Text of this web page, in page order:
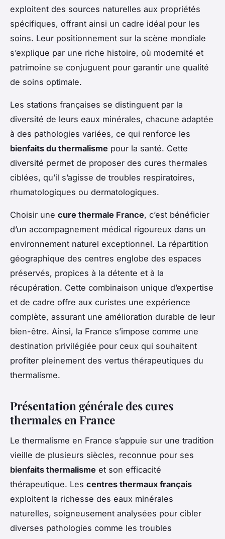
exploitent des sources naturelles aux propriétés
spécifiques, offrant ainsi un cadre idéal pour les
soins. Leur positionnement sur la scène mondiale
s’explique par une riche histoire, où modernité et
patrimoine se conjuguent pour garantir une qualité
de soins optimale.
Les stations françaises se distinguent par la
diversité de leurs eaux minérales, chacune adaptée
à des pathologies variées, ce qui renforce les
bienfaits du thermalisme pour la santé. Cette
diversité permet de proposer des cures thermales
ciblées, qu’il s’agisse de troubles respiratoires,
rhumatologiques ou dermatologiques.
Choisir une cure thermale France, c’est bénéficier
d’un accompagnement médical rigoureux dans un
environnement naturel exceptionnel. La répartition
géographique des centres englobe des espaces
préservés, propices à la détente et à la
récupération. Cette combinaison unique d’expertise
et de cadre offre aux curistes une expérience
complète, assurant une amélioration durable de leur
bien-être. Ainsi, la France s’impose comme une
destination privilégiée pour ceux qui souhaitent
profiter pleinement des vertus thérapeutiques du
thermalisme.
Présentation générale des cures
thermales en France
Le thermalisme en France s’appuie sur une tradition
vieille de plusieurs siècles, reconnue pour ses
bienfaits thermalisme et son efficacité
thérapeutique. Les centres thermaux français
exploitent la richesse des eaux minérales
naturelles, soigneusement analysées pour cibler
diverses pathologies comme les troubles